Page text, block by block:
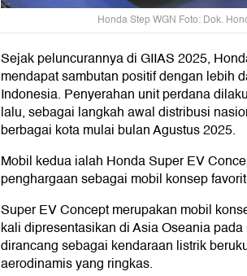
Honda Step WGN Foto: Dok.
Sejak peluncurannya di GIIAS 2025,
mendapat sambutan positif dengan lebih
Indonesia. Penyerahan unit perdana
lalu, sebagai langkah awal distribusi
berbagai kota mulai bulan Agustus 2025.
Mobil kedua ialah Honda Super EV
penghargaan sebagai mobil konsep
Super EV Concept merupakan mobil
kali dipresentasikan di Asia Oseania
dirancang sebagai kendaraan listrik
aerodinamis yang ringkas.